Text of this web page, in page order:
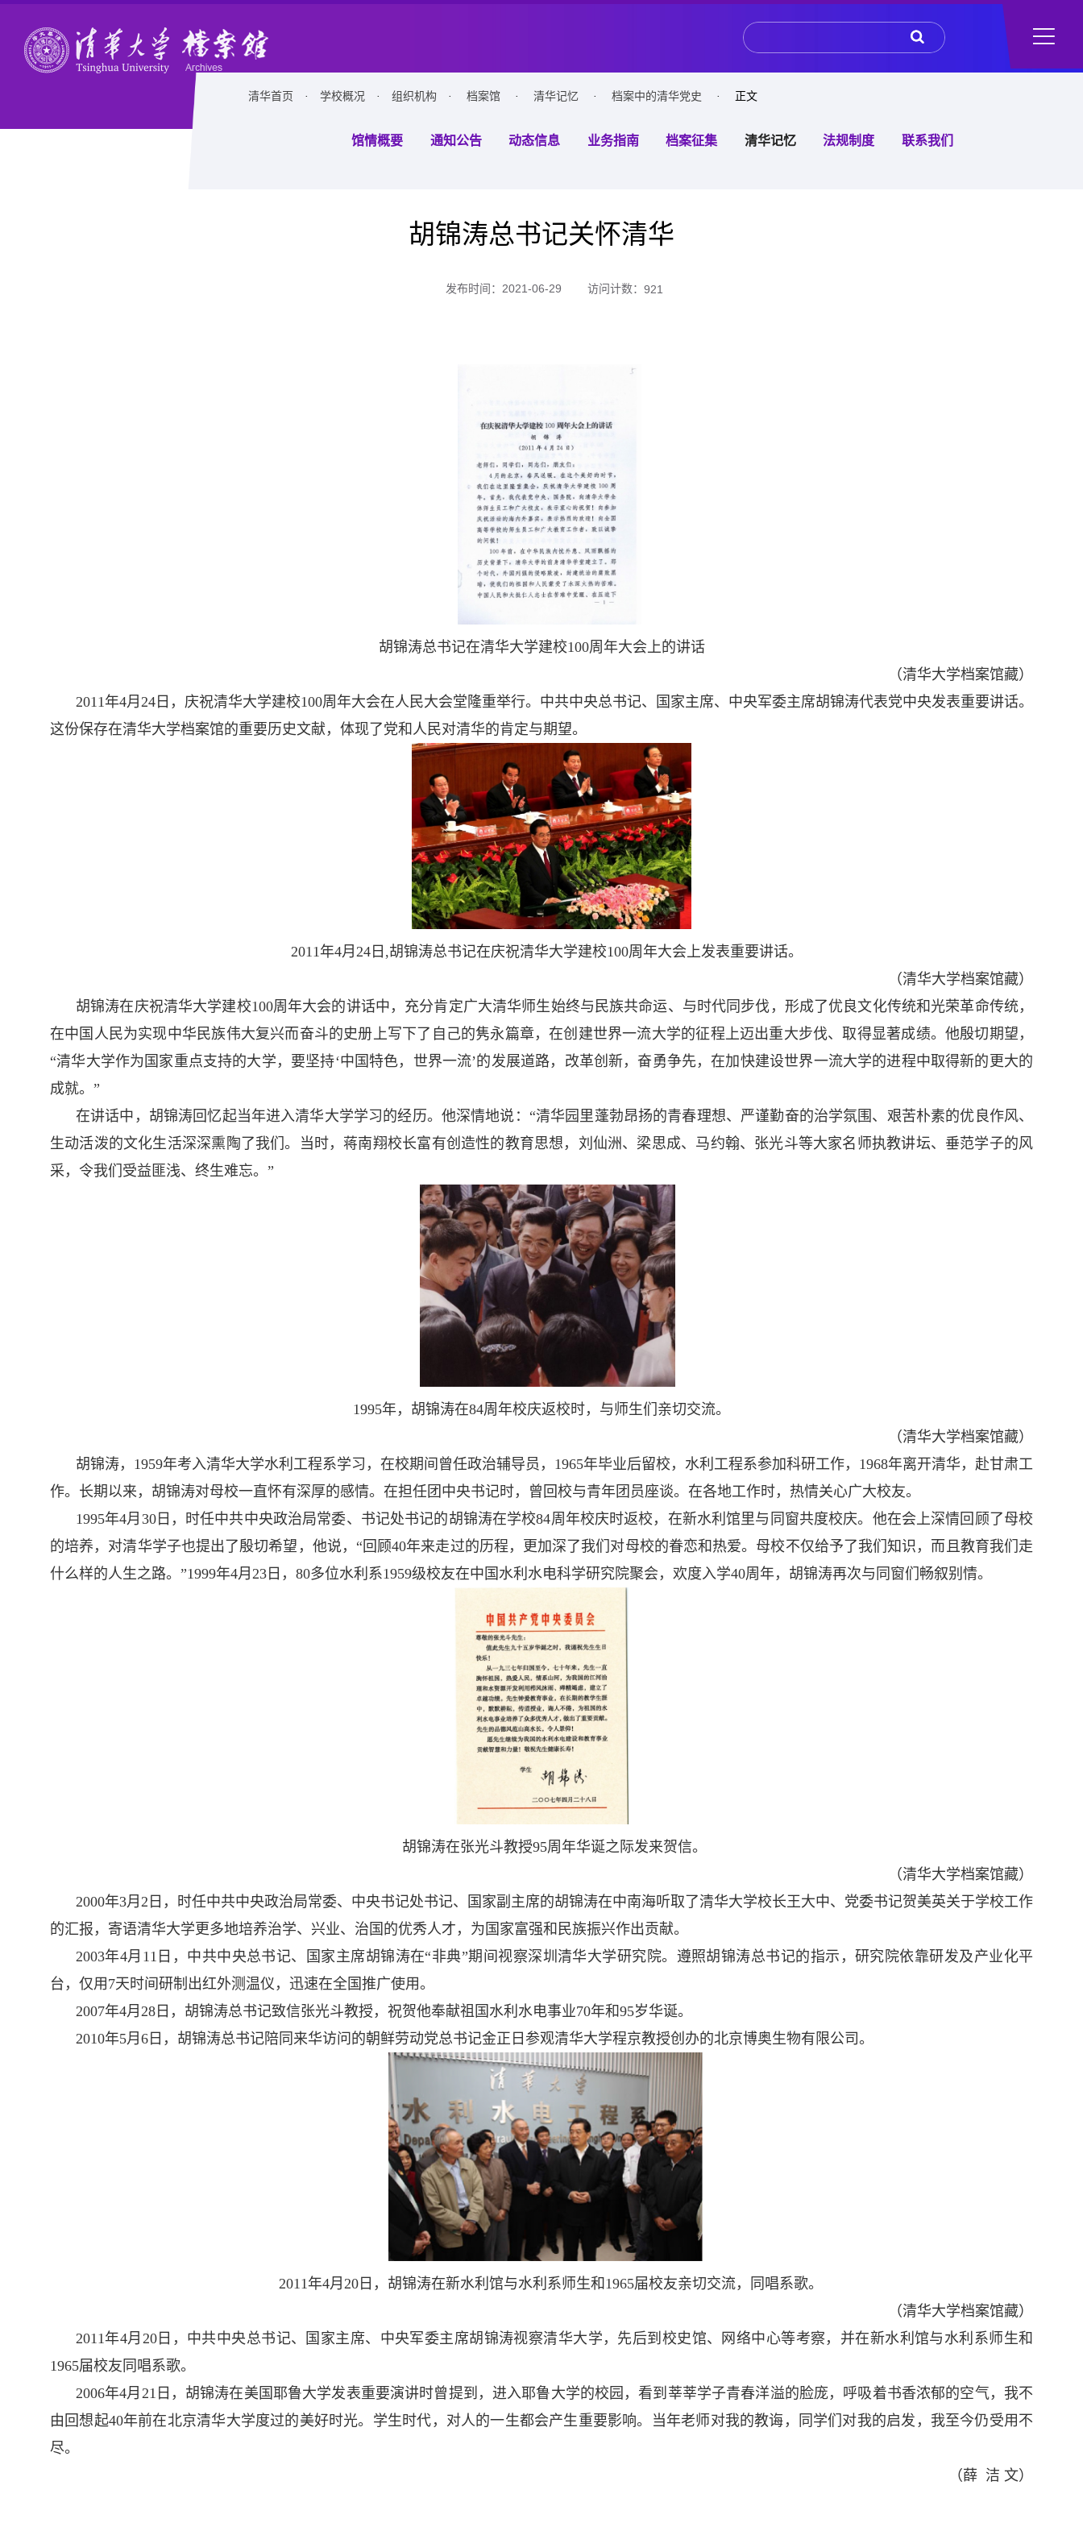
清华首页 ·学校概况 ·组织机构 ·档案馆 ·清华记忆 ·档案中的清华党史 · 正文
馆情概要 通知公告 动态信息 业务指南 档案征集 清华记忆 法规制度 联系我们
胡锦涛总书记关怀清华
发布时间：2021-06-29 访问计数： 921
胡锦涛总书记在清华大学建校100周 年大会上的讲话
（清华大学档案馆藏）
2011年4月24日，庆祝清华大学建校100周年大会在人民大会堂隆重举行。中共中央总书记、国家主席、中央军委主席胡锦涛代表党中央发表重要讲话。
这份保存在清华大学档案馆的重要历史文献，体现了党和人民对清华的肯定与期望。
2011年4月24日,胡锦涛总书记在庆祝清华大学建校100周年大会上发表重要讲话。
（清华大学档案馆藏）
胡锦涛在庆祝清华大学建校100周年大会的讲话中，充分肯定广大清华师生始终与民族共命运、与时代同步伐，形成了优良文化传统和光荣革命传统，
在中国人民为实现中华民族伟大复兴而奋斗的史册上写下了自己的隽永篇章，在创建世界一流大学的征程上迈出重大步伐、取得显著成绩。他殷切期望，
“清华大学作为国家重点支持的大学，要坚持‘中国特色，世界一流’的发展道路，改革创新，奋勇争先，在加快建设世界一流大学的进程中取得新的更大的
成就。”
在讲话中，胡锦涛回忆起当年进入清华大学学习的经历。他深情地说：“清华园里蓬勃昂扬的青春理想、严谨勤奋的治学氛围、艰苦朴素的优良作风、
生动活泼的文化生活深深熏陶了我们。当时，蒋南翔校长富有创造性的教育思想，刘仙洲、梁思成、马约翰、张光斗等大家名师执教讲坛、垂范学子的风
采，令我们受益匪浅、终生难忘。”
1995年，胡锦涛在84周年校庆返校时，与师生们亲切交流。
（清华大学档案馆藏）
胡锦涛，1959年考入清华大学水利工程系学习，在校期间曾任政治辅导员，1965年毕业后留校，水利工程系参加科研工作，1968年离开清华，赴甘肃工
作。长期以来，胡锦涛对母校一直怀有深厚的感情。在担任团中央书记时，曾回校与青年团员座谈。在各地工作时，热情关心广大校友。
1995年4月30日，时任中共中央政治局常委、书记处书记的胡锦涛在学校84周年校庆时返校，在新水利馆里与同窗共度校庆。他在会上深情回顾了母校
的培养，对清华学子也提出了殷切希望，他说，“回顾40年来走过的历程，更加深了我们对母校的眷恋和热爱。母校不仅给予了我们知识，而且教育我们走
什么样的人生之路。”1999年4月23日，80多位水利系1959级校友在中国水利水电科学研究院聚会，欢度入学40周年，胡锦涛再次与同窗们畅叙别情。
胡锦涛在张光斗教授95周年华诞之际发来贺信。
（清华大学档案馆藏）
2000年3月2日，时任中共中央政治局常委、中央书记处书记、国家副主席的胡锦涛在中南海听取了清华大学校长王大中、党委书记贺美英关于学校工作
的汇报，寄语清华大学更多地培养治学、兴业、治国的优秀人才，为国家富强和民族振兴作出贡献。
2003年4月11日，中共中央总书记、国家主席胡锦涛在“非典”期间视察深圳清华大学研究院。遵照胡锦涛总书记的指示，研究院依靠研发及产业化平
台，仅用7天时间研制出红外测温仪，迅速在全国推广使用。
2007年4月28日，胡锦涛总书记致信张光斗教授，祝贺他奉献祖国水利水电事业70年和95岁华诞。
2010年5月6日，胡锦涛总书记陪同来华访问的朝鲜劳动党总书记金正日参观清华大学程京教授创办的北京博奥生物有限公司。
2011年4月20日，胡锦涛在新水利馆与水利系师生和1965届校友亲切交流，同唱系歌。
（清华大学档案馆藏）
2011年4月20日，中共中央总书记、国家主席、中央军委主席胡锦涛视察清华大学，先后到校史馆、网络中心等考察，并在新水利馆与水利系师生和
1965届校友同唱系歌。
2006年4月21日，胡锦涛在美国耶鲁大学发表重要演讲时曾提到，进入耶鲁大学的校园，看到莘莘学子青春洋溢的脸庞，呼吸着书香浓郁的空气，我不
由回想起40年前在北京清华大学度过的美好时光。学生时代，对人的一生都会产生重要影响。当年老师对我的教诲，同学们对我的启发，我至今仍受用不
尽。
（薛 洁 文）